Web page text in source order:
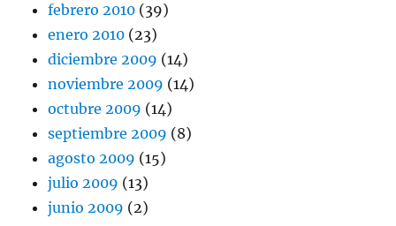
febrero 2010 (39)
enero 2010 (23)
diciembre 2009 (14)
noviembre 2009 (14)
octubre 2009 (14)
septiembre 2009 (8)
agosto 2009 (15)
julio 2009 (13)
junio 2009 (2)